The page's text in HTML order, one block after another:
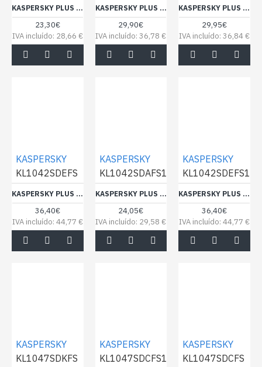
KASPERSKY PLUS 1DEV 1Y MSB BOX NOCD
23,30€
IVA incluído: 28,66 €
KASPERSKY PLUS 3DEV 1Y LICENÇA ELECTRÓNICA
29,90€
IVA incluído: 36,78 €
KASPERSKY PLUS 3DEV 1Y MSB BOX NOCD
29,95€
IVA incluído: 36,84 €
KASPERSKY
KL1042SDEFS
KASPERSKY PLUS 5DEV 1Y LICENÇA ELECTRÓNICA
36,40€
IVA incluído: 44,77 €
KASPERSKY
KL1042SDAFS1
KASPERSKY PLUS ANTIVIRUS 1 DISPOSITIVO 1 ANO
24,05€
IVA incluído: 29,58 €
KASPERSKY
KL1042SDEFS1
KASPERSKY PLUS ANTIVIRUS 5 DISPOSITIVOS 1 ANO
36,40€
IVA incluído: 44,77 €
KASPERSKY
KL1047SDKFS
KASPERSKY
KL1047SDCFS1
KASPERSKY
KL1047SDCFS